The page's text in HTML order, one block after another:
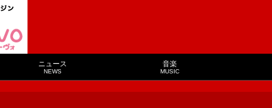
ニュース
NEWS
音楽
MUSIC